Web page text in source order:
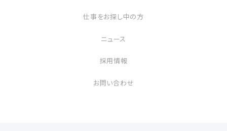
仕事をお探し中の方
ニュース
採用情報
お問い合わせ